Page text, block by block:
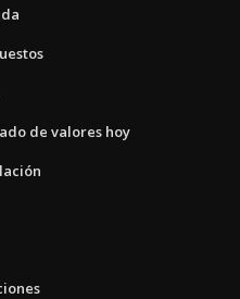
de valores hoy